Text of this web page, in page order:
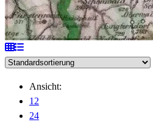
Ansicht:
12
24